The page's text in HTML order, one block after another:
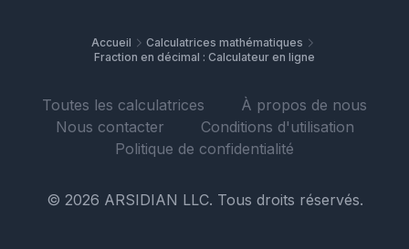
Accueil
Calculatrices mathématiques
Fraction en décimal : Calculateur en ligne
Toutes les calculatrices
À propos de nous
Nous contacter
Conditions d'utilisation
Politique de confidentialité
© 2026 ARSIDIAN LLC. Tous droits réservés.